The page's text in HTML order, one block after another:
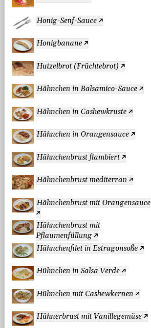
Honig-Senf-Sauce
Honigbanane
Hutzelbrot (Früchtebrot)
Hähnchen in Balsamico-Sauce
Hähnchen in Cashewkruste
Hähnchen in Orangensauce
Hähnchenbrust flambiert
Hähnchenbrust mediterran
Hähnchenbrust mit Orangensauce
Hähnchenbrust mit
Pflaumenfüllung
Hähnchenfilet in Estragonsoße
Hühnchen in Salsa Verde
Hühnchen mit Cashewkernen
Hühnerbrust mit Vanillegemüse